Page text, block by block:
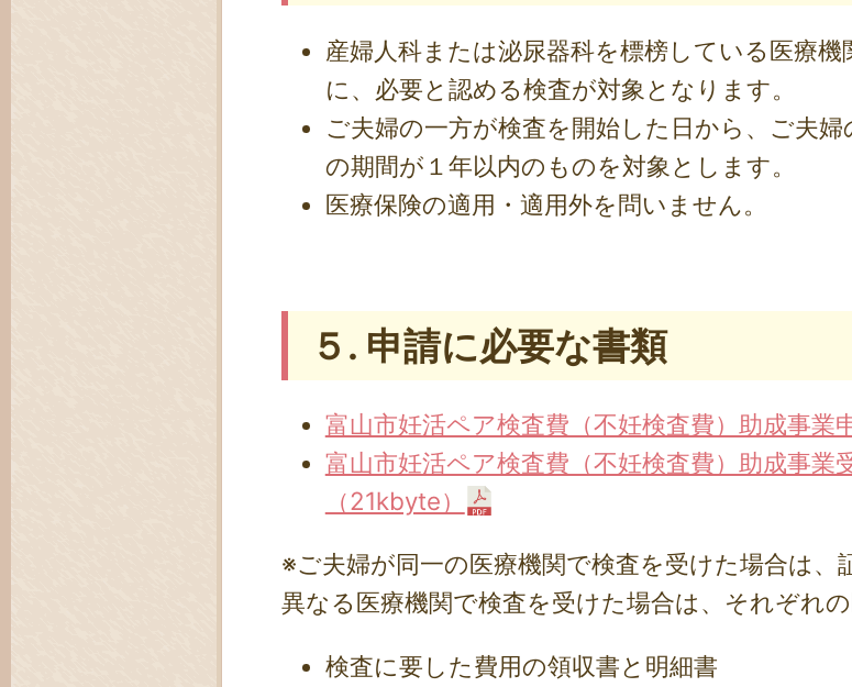
産婦人科または泌尿器科を標榜している医療
に、必要と認める検査が対象となります。
ご夫婦の一方が検査を開始した日から、ご夫
の期間が１年以内のものを対象とします。
医療保険の適用・適用外を問いません。
５. 申請に必要な書類
富山市妊活ペア検査費（不妊検査費）助成事業
富山市妊活ペア検査費（不妊検査費）助成事業
（21kbyte）
※ご夫婦が同一の医療機関で検査を受けた場合は、
異なる医療機関で検査を受けた場合は、それぞれ
検査に要した費用の領収書と明細書